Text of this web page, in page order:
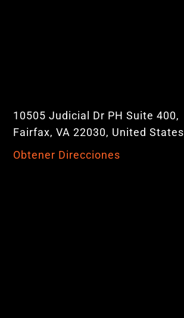
10505 Judicial Dr PH Suite 400,
Fairfax, VA 22030, United States
Obtener Direcciones